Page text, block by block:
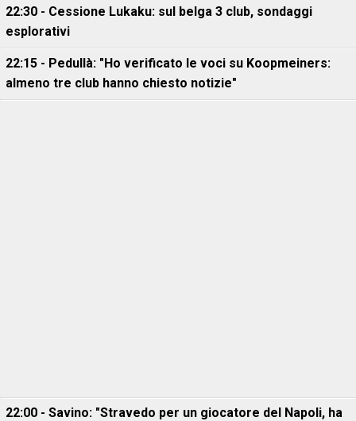
22:30 - Cessione Lukaku: sul belga 3 club, sondaggi
esplorativi
22:15 - Pedullà: "Ho verificato le voci su Koopmeiners:
almeno tre club hanno chiesto notizie"
22:00 - Savino: "Stravedo per un giocatore del Napoli, ha